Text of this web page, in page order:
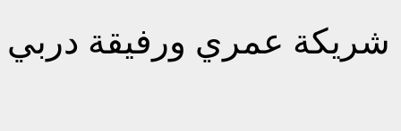
شريكة عمري ورفيقة دربي